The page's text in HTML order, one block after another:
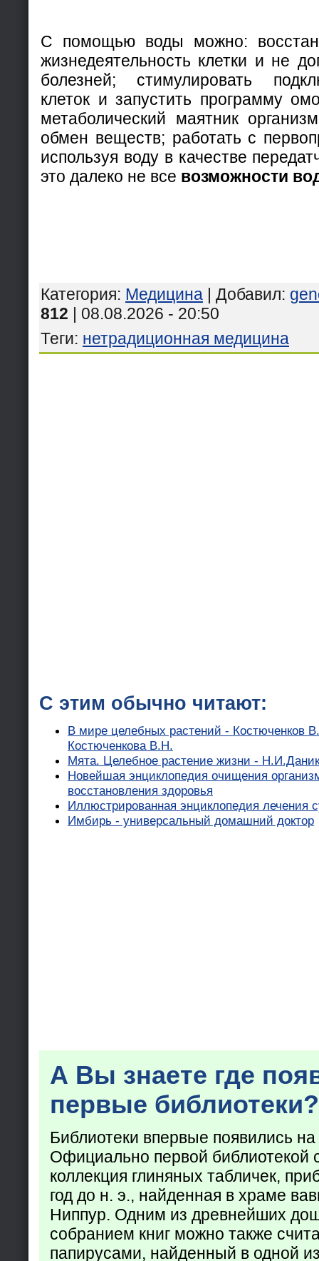
С помощью воды можно:
жизнедеятельность клетки и не
болезней; стимулировать
клеток и запустить программу
метаболический маятник
обмен веществ; работать с
используя воду в качестве
это далеко не все возможности
Категория: Медицина | Добавил:
812 | 08.08.2026 - 20:50
Теги: нетрадиционная медицина
С этим обычно читают:
В мире целебных растений - Костюченков
Костюченкова В.Н.
Мята. Целебное растение жизни -
Новейшая энциклопедия очищения
восстановления здоровья
Иллюстрированная энциклопедия лечения
Имбирь - универсальный домашний доктор
А Вы знаете где
первые библиотеки?
Библиотеки впервые появились
Официально первой библиотекой
коллекция глиняных табличек,
год до н. э., найденная в храме
Ниппур. Одним из древнейших
собранием книг можно также
папирусами, найденный в одной